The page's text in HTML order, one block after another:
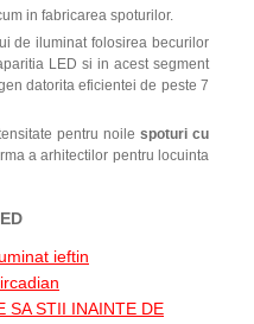
in fabricarea spoturilor.
de iluminat folosirea becurilor
LED si in acest segment
datorita eficientei de peste 7
pentru noile spoturi cu
a arhitectilor pentru locuinta
ieftin
SA STII INAINTE DE